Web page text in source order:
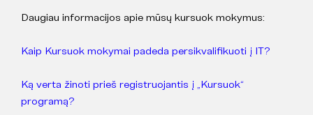
Daugiau informacijos apie mūsų kursuok mokymus:
Kaip Kursuok mokymai padeda persikvalifikuoti į IT?
Ką verta žinoti prieš registruojantis į „Kursuok“
programą?